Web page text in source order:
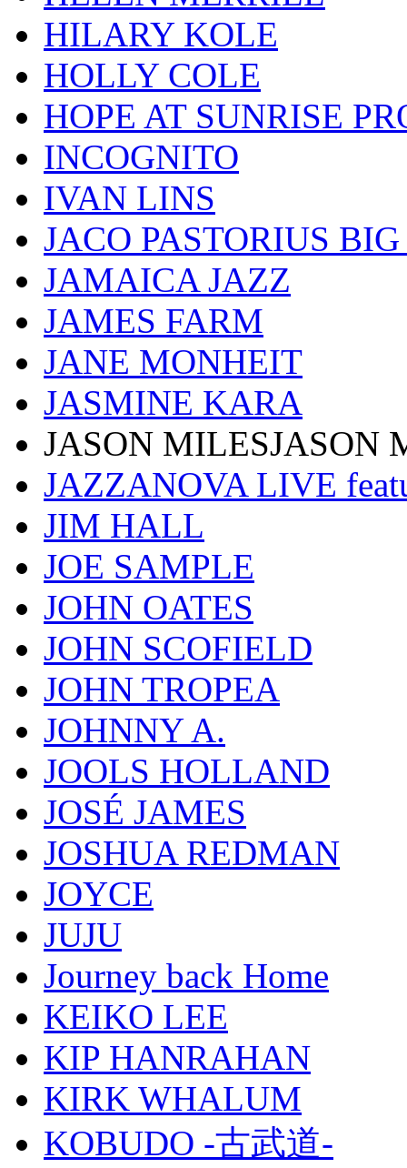
HILARY KOLE
HOLLY COLE
HOPE AT SUNRISE
INCOGNITO
IVAN LINS
JACO PASTORIUS
JAMAICA JAZZ
JAMES FARM
JANE MONHEIT
JASMINE KARA
JASON MILESJASON
JAZZANOVA LIVE
JIM HALL
JOE SAMPLE
JOHN OATES
JOHN SCOFIELD
JOHN TROPEA
JOHNNY A.
JOOLS HOLLAND
JOSÉ JAMES
JOSHUA REDMAN
JOYCE
JUJU
Journey back Home
KEIKO LEE
KIP HANRAHAN
KIRK WHALUM
KOBUDO -古武道-